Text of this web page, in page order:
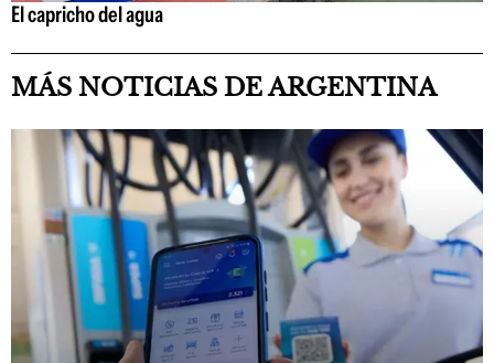
El capricho del agua
MÁS NOTICIAS DE ARGENTINA